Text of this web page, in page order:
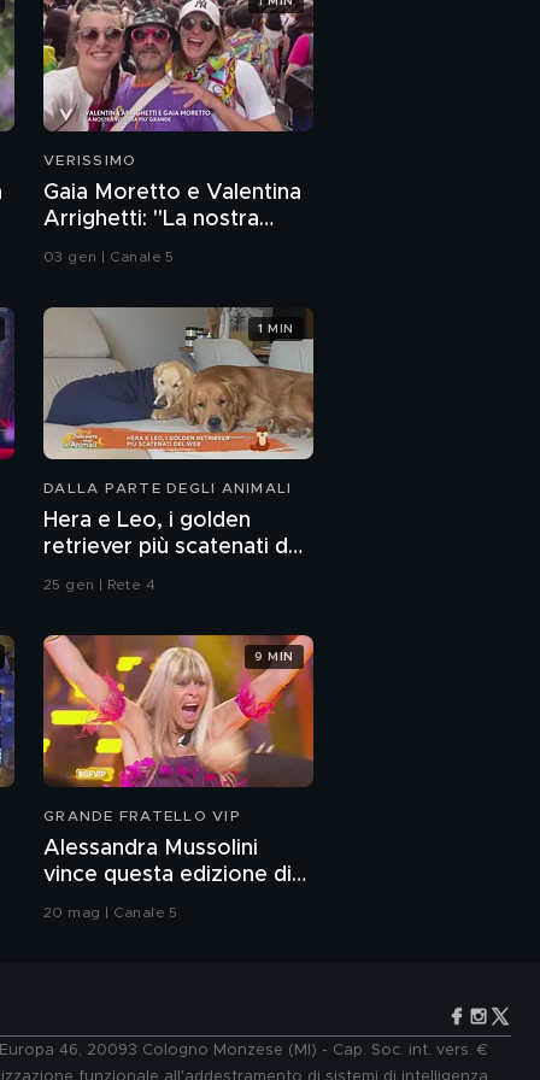
VERISSIMO
Gaia Moretto e Valentina
Arrighetti: "La nostra
vittoria più grande"
03 gen | Canale 5
DALLA PARTE DEGLI ANIMALI
Hera e Leo, i golden
retriever più scatenati del
25 gen | Rete 4
1 MIN
GRANDE FRATELLO VIP
Alessandra Mussolini
vince questa edizione di
Grande Fratello VIP
20 mag | Canale 5
9 MIN
46, 20093 Cologno Monzese (MI) - Cap. Soc. int. vers. €